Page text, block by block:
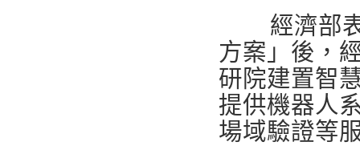
經濟部表
方案」後，
研院建置智
提供機器人
場域驗證等